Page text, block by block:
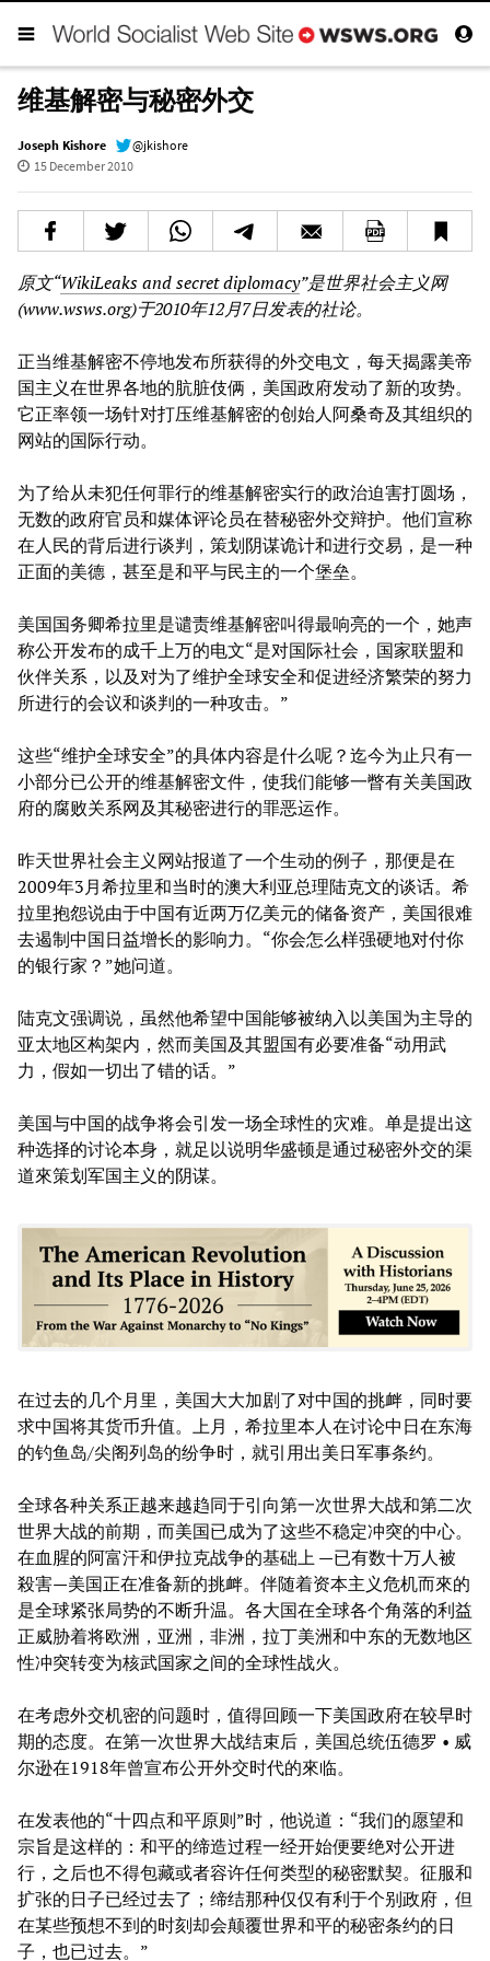
维基解密与秘密外交
Joseph Kishore
@jkishore
15 December 2010
原文“WikiLeaks and secret diplomacy”是世界社会主义网
(www.wsws.org)于2010年12月7日发表的社论。
正当维基解密不停地发布所获得的外交电文，每天揭露美帝
国主义在世界各地的肮脏伎俩，美国政府发动了新的攻势。
它正率领一场针对打压维基解密的创始人阿桑奇及其组织的
网站的国际行动。
为了给从未犯任何罪行的维基解密实行的政治迫害打圆场，
无数的政府官员和媒体评论员在替秘密外交辩护。他们宣称
在人民的背后进行谈判，策划阴谋诡计和进行交易，是一种
正面的美德，甚至是和平与民主的一个堡垒。
美国国务卿希拉里是谴责维基解密叫得最响亮的一个，她声
称公开发布的成千上万的电文“是对国际社会，国家联盟和
伙伴关系，以及对为了维护全球安全和促进经济繁荣的努力
所进行的会议和谈判的一种攻击。”
这些“维护全球安全”的具体内容是什么呢？迄今为止只有一
小部分已公开的维基解密文件，使我们能够一瞥有关美国政
府的腐败关系网及其秘密进行的罪恶运作。
昨天世界社会主义网站报道了一个生动的例子，那便是在
2009年3月希拉里和当时的澳大利亚总理陆克文的谈话。希
拉里抱怨说由于中国有近两万亿美元的储备资产，美国很难
去遏制中国日益增长的影响力。“你会怎么样强硬地对付你
的银行家？”她问道。
陆克文强调说，虽然他希望中国能够被纳入以美国为主导的
亚太地区构架内，然而美国及其盟国有必要准备“动用武
力，假如一切出了错的话。”
美国与中国的战争将会引发一场全球性的灾难。单是提出这
种选择的讨论本身，就足以说明华盛顿是通过秘密外交的渠
道來策划军国主义的阴谋。
在过去的几个月里，美国大大加剧了对中国的挑衅，同时要
求中国将其货币升值。上月，希拉里本人在讨论中日在东海
的钓鱼岛/尖阁列岛的纷争时，就引用出美日军事条约。
全球各种关系正越来越趋同于引向第一次世界大战和第二次
世界大战的前期，而美国已成为了这些不稳定冲突的中心。
在血腥的阿富汗和伊拉克战争的基础上 —已有数十万人被
殺害—美国正在准备新的挑衅。伴随着资本主义危机而來的
是全球紧张局势的不断升温。各大国在全球各个角落的利益
正威胁着将欧洲，亚洲，非洲，拉丁美洲和中东的无数地区
性冲突转变为核武国家之间的全球性战火。
在考虑外交机密的问题时，值得回顾一下美国政府在较早时
期的态度。在第一次世界大战结束后，美国总统伍德罗 • 威
尔逊在1918年曾宣布公开外交时代的來临。
在发表他的“十四点和平原则”时，他说道：“我们的愿望和
宗旨是这样的：和平的缔造过程一经开始便要绝对公开进
行，之后也不得包藏或者容许任何类型的秘密默契。征服和
扩张的日子已经过去了；缔结那种仅仅有利于个别政府，但
在某些预想不到的时刻却会颠覆世界和平的秘密条约的日
子，也已过去。”